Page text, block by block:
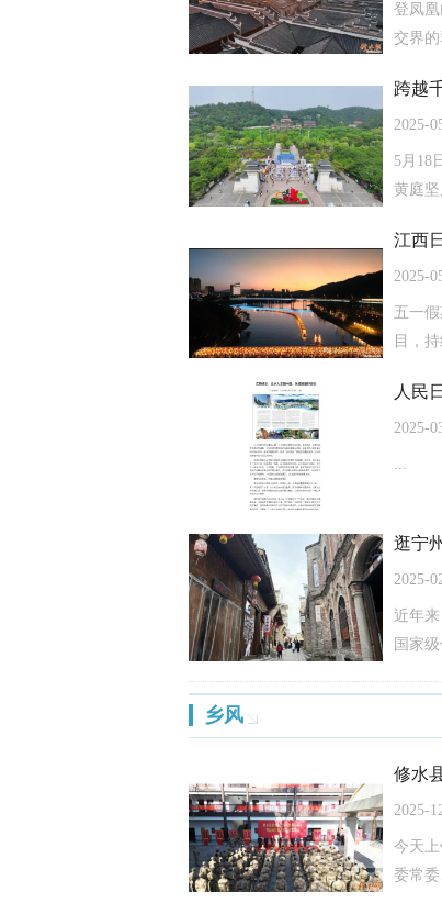
登凤
交界
跨越
2025-
5月18
黄庭
江西
2025-
五一
目，
人民
2025-
...
逛宁
2025-
近年
国家
乡风
修水
2025-
今天
委常